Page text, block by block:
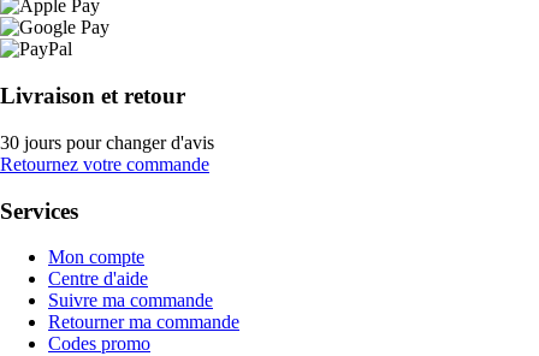
Livraison et retour
30 jours pour changer d'avis
Retournez votre commande
Services
Mon compte
Centre d'aide
Suivre ma commande
Retourner ma commande
Codes promo